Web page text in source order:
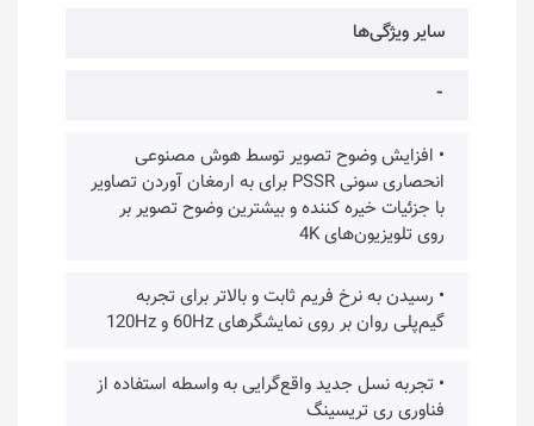
سایر ویژگی‌ها
⁃
• افزایش وضوح تصویر توسط هوش مصنوعی
انحصاری سونی PSSR برای به ارمغان آوردن تصاویر
با جزئیات خیره کننده و بیشترین وضوح تصویر بر
روی تلویزیون‌های 4K
• رسیدن به نرخ فریم ثابت و بالاتر برای تجربه
گیم‌پلی روان بر روی نمایشگرهای 60Hz و 120Hz
• تجربه نسل جدید واقع‌گرایی به واسطه استفاده از
فناوری ری‌ تریسینگ